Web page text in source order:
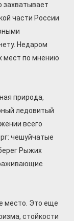
захватывает
части России
Недаром
мест по мнению
природа,
ледовитый
всего
чешуйчатые
Рыжих
место. Это еще
стойкости